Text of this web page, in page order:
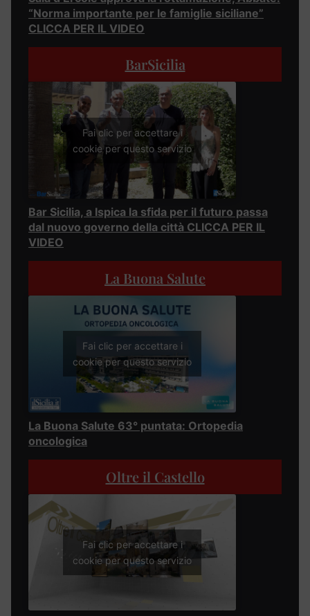
“Norma importante per le famiglie siciliane”
CLICCA PER IL VIDEO
BarSicilia
Fai clic per accettare i
cookie per questo servizio
Bar Sicilia, a Ispica la sfida per il futuro passa
dal nuovo governo della città CLICCA PER IL
VIDEO
La Buona Salute
Fai clic per accettare i
cookie per questo servizio
La Buona Salute 63° puntata: Ortopedia
oncologica
Oltre il Castello
Fai clic per accettare i
cookie per questo servizio